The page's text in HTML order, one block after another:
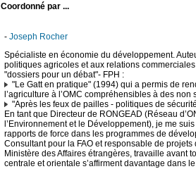
Coordonné par ...
- Joseph Rocher
Spécialiste en économie du développement.
politiques agricoles et aux relations
"dossiers pour un débat"- FPH :
"Le Gatt en pratique" (1994) qui a permis de
l’agriculture à l’OMC compréhensibles à des non
"Après les feux de pailles - politiques de
En tant que Directeur de RONGEAD (Réseau
l’Environnement et le Développement), je me
rapports de force dans les programmes de
Consultant pour la FAO et responsable de
Ministère des Affaires étrangères, travaille avant
centrale et orientale s’affirment davantage dans